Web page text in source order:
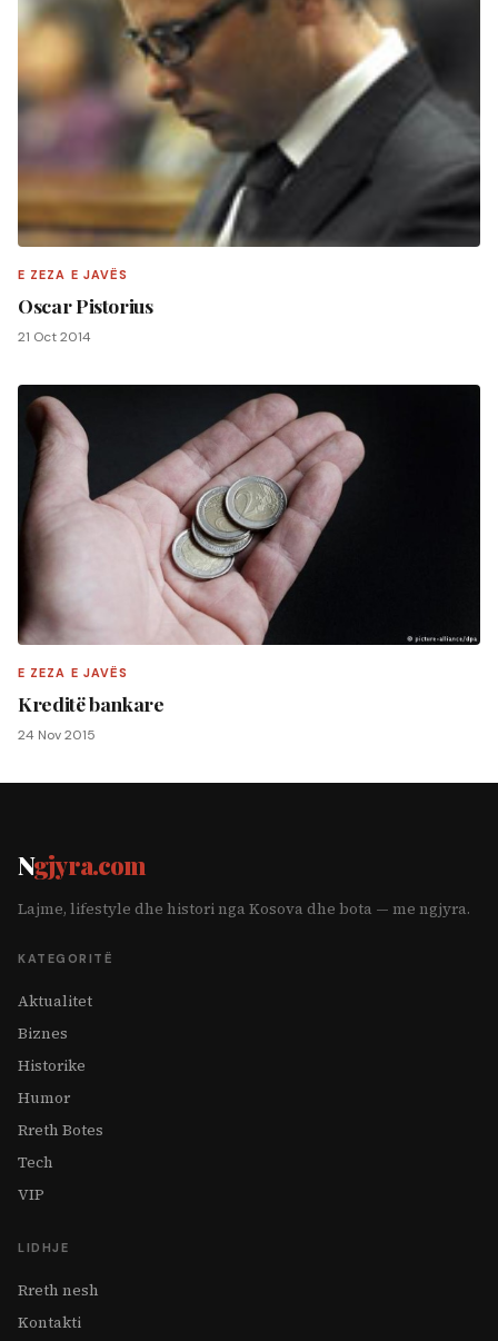
E ZEZA E JAVËS
Oscar Pistorius
21 Oct 2014
E ZEZA E JAVËS
Kreditë bankare
24 Nov 2015
Ngjyra.com
Lajme, lifestyle dhe histori nga Kosova dhe bota — me ngjyra.
KATEGORITË
Aktualitet
Biznes
Historike
Humor
Rreth Botes
Tech
VIP
LIDHJE
Rreth nesh
Kontakti